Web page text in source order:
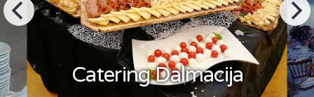
Catering Dalmacija